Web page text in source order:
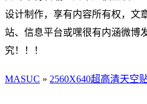
设计制作，享有内容所有权，文
站、信息平台或嘿很有内涵微博
究！！！
MASUC » 2560X640超高清天空